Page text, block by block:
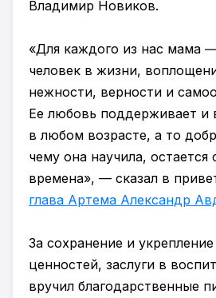
Владимир Новиков.
«Для каждого из нас мама
человек в жизни,
нежности, верности и
Ее любовь поддерживает и
в любом возрасте, а то
чему она научила, остается
времена», — сказал в
глава Артема Александр
За сохранение и
ценностей, заслуги в
вручил благодарственные